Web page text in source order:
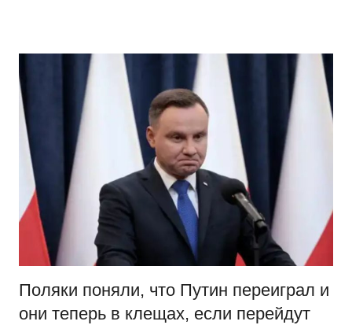
содержимому
на
WordPress
Поляки поняли, что Путин переиграл и
они теперь в клещах, если перейдут